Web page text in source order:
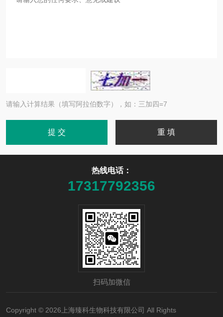
请输入计算结果（填写阿拉伯数字），如：三加四=7
热线电话：
17317792356
扫码加微信
Copyright © 2026上海臻科生物科技有限公司 All Rights